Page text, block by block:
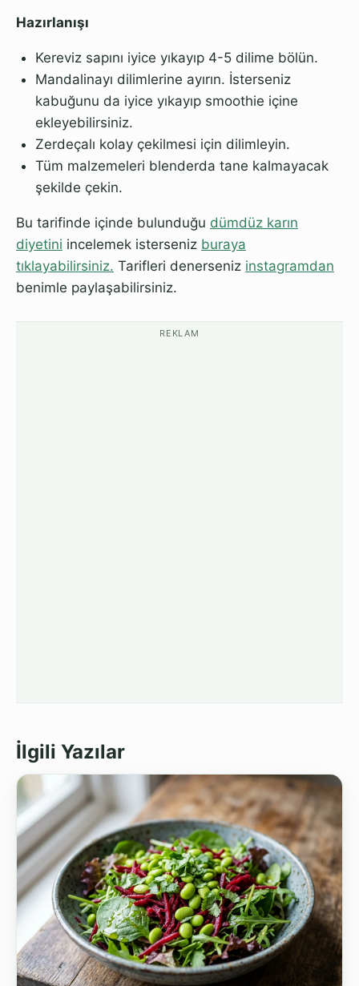
Hazırlanışı
Kereviz sapını iyice yıkayıp 4-5 dilime bölün.
Mandalinayı dilimlerine ayırın. İsterseniz
kabuğunu da iyice yıkayıp smoothie içine
ekleyebilirsiniz.
Zerdeçalı kolay çekilmesi için dilimleyin.
Tüm malzemeleri blenderda tane kalmayacak
şekilde çekin.
Bu tarifinde içinde bulunduğu dümdüz karın
diyetini incelemek isterseniz buraya
tıklayabilirsiniz. Tarifleri denerseniz instagramdan
benimle paylaşabilirsiniz.
REKLAM
İlgili Yazılar